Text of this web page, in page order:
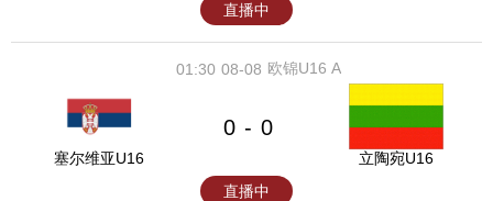
直播中
08-08
01:30 欧锦U16 A
塞尔维亚U16
0 - 0
立陶宛U16
直播中